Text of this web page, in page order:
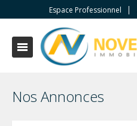
Espace Professionnel
Nos Annonces